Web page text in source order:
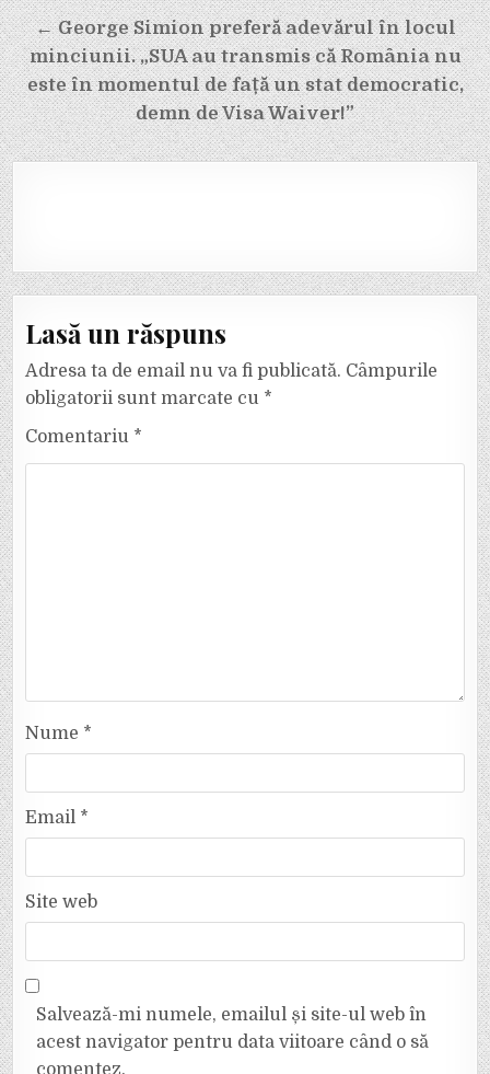
← George Simion preferă adevărul în locul
minciunii. „SUA au transmis că România nu
este în momentul de față un stat democratic,
demn de Visa Waiver!”
Lasă un răspuns
Adresa ta de email nu va fi publicată. Câmpurile
obligatorii sunt marcate cu *
Comentariu *
Nume *
Email *
Site web
Salvează-mi numele, emailul și site-ul web în
acest navigator pentru data viitoare când o să
comentez.